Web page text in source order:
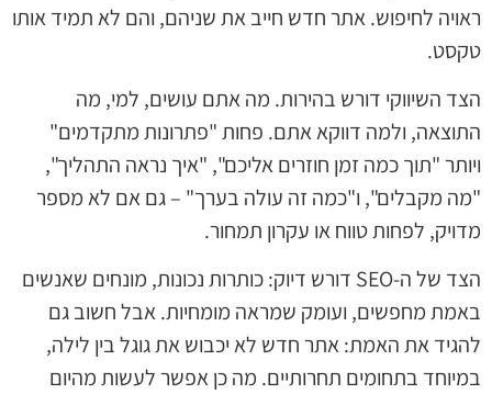
ראויה לחיפוש. אתר חדש חייב את שניהם, והם לא תמיד אותו
טקסט.
הצד השיווקי דורש בהירות. מה אתם עושים, למי, מה
התוצאה, ולמה דווקא אתם. פחות "פתרונות מתקדמים"
ויותר "תוך כמה זמן חוזרים אליכם", "איך נראה התהליך",
"מה מקבלים", ו"כמה זה עולה בערך" – גם אם לא מספר
מדויק, לפחות טווח או עקרון תמחור.
הצד של ה-SEO דורש דיוק: כותרות נכונות, מונחים שאנשים
באמת מחפשים, ועומק שמראה מומחיות. אבל חשוב גם
להגיד את האמת: אתר חדש לא יכבוש את גוגל בין לילה,
במיוחד בתחומים תחרותיים. מה כן אפשר לעשות מהיום